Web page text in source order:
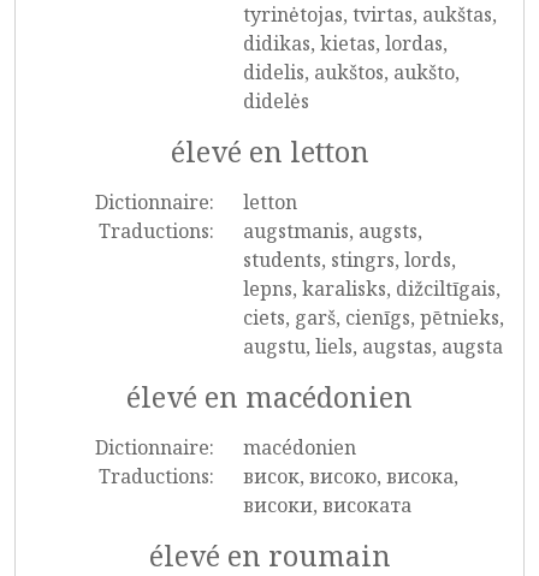
tyrinėtojas, tvirtas, aukštas,
didikas, kietas, lordas,
didelis, aukštos, aukšto,
didelės
élevé en letton
Dictionnaire:
letton
Traductions:
augstmanis, augsts,
students, stingrs, lords,
lepns, karalisks, dižciltīgais,
ciets, garš, cienīgs, pētnieks,
augstu, liels, augstas, augsta
élevé en macédonien
Dictionnaire:
macédonien
Traductions:
висок, високо, висока,
високи, високата
élevé en roumain